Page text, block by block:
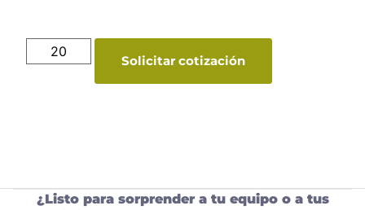
Solicitar cotización
¿Listo para sorprender a tu equipo o a tus